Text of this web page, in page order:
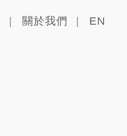
關於我們 EN